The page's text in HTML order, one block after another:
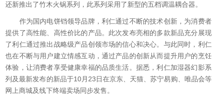
还新推出了竹木火锅系列，此系列采用了新型的五档调温耦合器。
作为国内电饼铛领导品牌，利仁通过不断的技术创新，为消费者
提供了高性能、高性价比的产品。此次发布亮相的多款新品充分展现
了利仁通过推出战略级产品创领市场的信心和决心。与此同时，利仁
也在不断与用户建立情感互动，通过产品的创新从而提升用户的烹饪
体验，让消费者享受健康幸福的品质生活。据悉，利仁加湿器幻影系
列及最新发布的新品于10月23日在京东、天猫、苏宁易购、唯品会等
网上商城及线下终端卖场同步发售。